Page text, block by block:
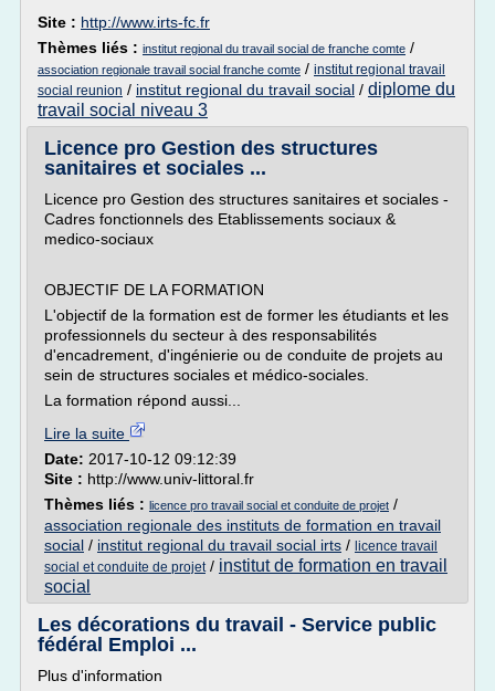
Site : http://www.irts-fc.fr
Thèmes liés : institut regional du travail social de franche comte /
association regionale travail social franche comte / institut regional travail
social reunion / institut regional du travail social / diplome du
travail social niveau 3
Licence pro Gestion des structures
sanitaires et sociales ...
Licence pro Gestion des structures sanitaires et sociales -
Cadres fonctionnels des Etablissements sociaux &
medico-sociaux
OBJECTIF DE LA FORMATION
L'objectif de la formation est de former les étudiants et les
professionnels du secteur à des responsabilités
d'encadrement, d'ingénierie ou de conduite de projets au
sein de structures sociales et médico-sociales.
La formation répond aussi...
Lire la suite
Date: 2017-10-12 09:12:39
Site : http://www.univ-littoral.fr
Thèmes liés : licence pro travail social et conduite de projet /
association regionale des instituts de formation en travail
social / institut regional du travail social irts / licence travail
social et conduite de projet/ institut de formation en travail
social
Les décorations du travail - Service public
fédéral Emploi ...
Plus d'information